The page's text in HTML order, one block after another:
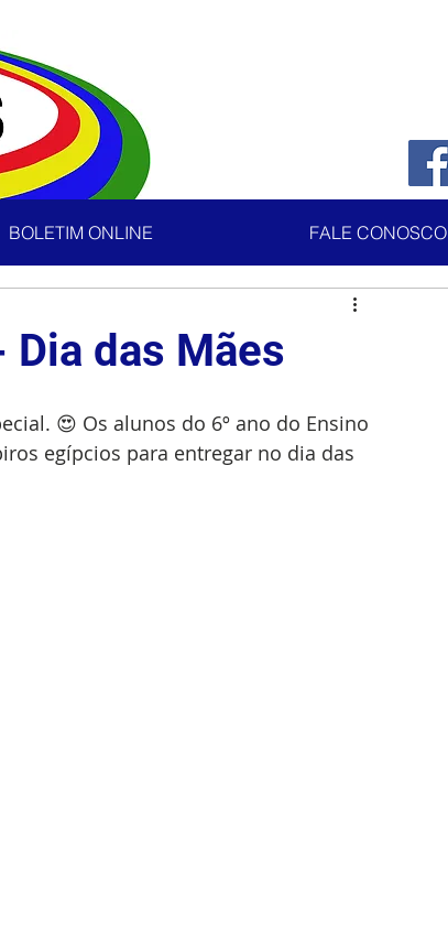
BOLETIM ONLINE FALE CONOSCO
das Mães
😍 Os alunos do 6º ano do Ensino
egípcios para entregar no dia das